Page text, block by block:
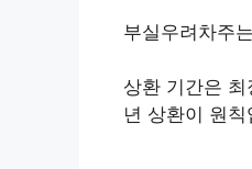
부실우려차주
상환 기간은
년 상환이 원칙